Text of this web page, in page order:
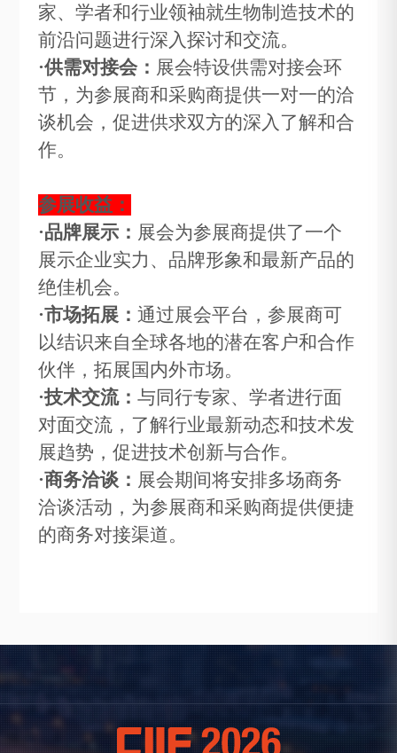
家、学者和行业领袖就生物制造技术的
前沿问题进行深入探讨和交流。
·供需对接会： 展会特设供需对接会环
节，为参展商和采购商提供一对一的洽
谈机会，促进供求双方的深入了解和合
作。
参展收益：
·品牌展示： 展会为参展商提供了一个
展示企业实力、品牌形象和最新产品的
绝佳机会。
·市场拓展： 通过展会平台，参展商可
以结识来自全球各地的潜在客户和合作
伙伴，拓展国内外市场。
·技术交流： 与同行专家、学者进行面
对面交流，了解行业最新动态和技术发
展趋势，促进技术创新与合作。
·商务洽谈： 展会期间将安排多场商务
洽谈活动，为参展商和采购商提供便捷
的商务对接渠道。